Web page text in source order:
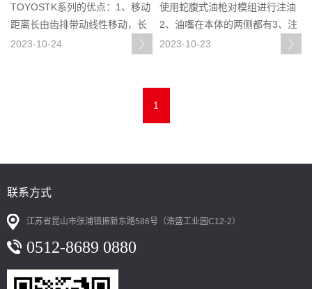
TOYOSTK系列的优点：1、移动
距离长由齿排带动线性移动，长
行程可以做到12m，采用连接方
2023-10-24
使用蛇腹式油枪对模组进行注油
2、油嘴在本体的两侧都有3、注
油保养可以根据模组的不同行程
2023-10-23
1
联系方式
江苏省昆山市张浦镇振新东路586号（浩盛工业园C12-2）
0512-8689 0880